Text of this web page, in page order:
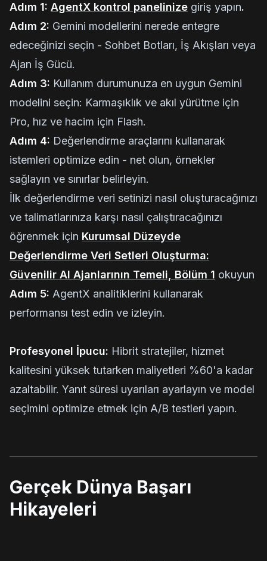
Adım 1: AgentX kontrol panelinize giriş yapın.
Adım 2: Gemini modellerini nerede entegre
edeceğinizi seçin - Sohbet Botları, İş Akışları veya
Ajan İş Gücü.
Adım 3: Kullanım durumunuza en uygun Gemini
modelini seçin: Karmaşıklık ve akıl yürütme için
Pro, hız ve hacim için Flash.
Adım 4: Değerlendirme araçlarını kullanarak
istemleri optimize edin - net olun, örnekler
sağlayın ve sınırlar belirleyin.
İlk değerlendirme veri setinizi nasıl oluşturacağınızı
ve talimatlarınıza karşı nasıl çalıştıracağınızı
öğrenmek için Kurumsal Düzeyde
Değerlendirme Veri Setleri Oluşturma:
Güvenilir AI Ajanlarının Temeli, Bölüm 1 okuyun
Adım 5: AgentX analitiklerini kullanarak
performansı test edin ve izleyin.
Profesyonel İpucu: Hibrit stratejiler, hizmet
kalitesini yüksek tutarken maliyetleri %60'a kadar
azaltabilir. Yanıt süresi uyarıları ayarlayın ve model
seçimini optimize etmek için A/B testleri yapın.
Gerçek Dünya Başarı
Hikayeleri